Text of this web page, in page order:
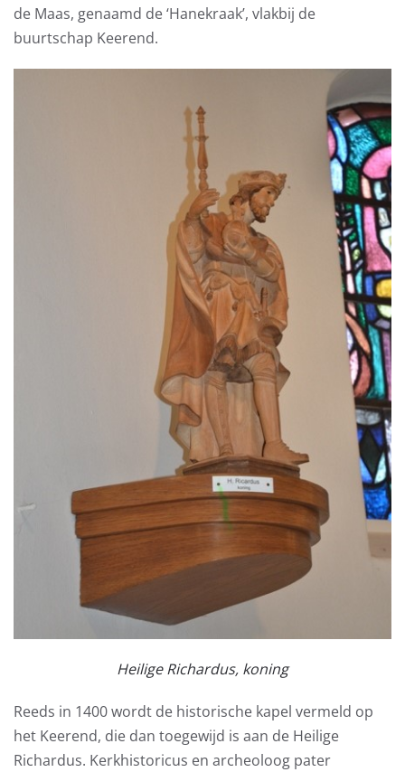
de Maas, genaamd de ‘Hanekraak’, vlakbij de
buurtschap Keerend.
Heilige Richardus, koning
Reeds in 1400 wordt de historische kapel vermeld op
het Keerend, die dan toegewijd is aan de Heilige
Richardus. Kerkhistoricus en archeoloog pater